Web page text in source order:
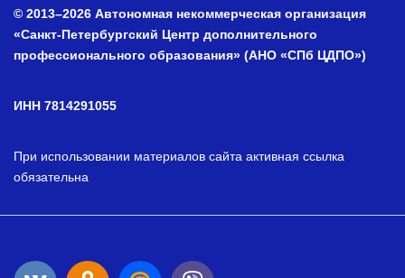
© 2013–2026 Автономная некоммерческая организация
«Санкт-Петербургский Центр дополнительного
профессионального образования» (АНО «СПб ЦДПО»)
ИНН 7814291055
При использовании материалов сайта активная ссылка
обязательна